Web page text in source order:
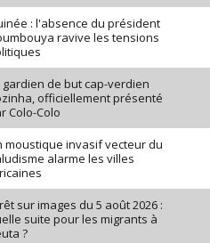
: l'absence du président
ravive les tensions
gardien de but cap-verdien
officiellement présenté
Colo-Colo
moustique invasif vecteur du
alarme les villes
sur images du 5 août 2026 :
suite pour les migrants à
?